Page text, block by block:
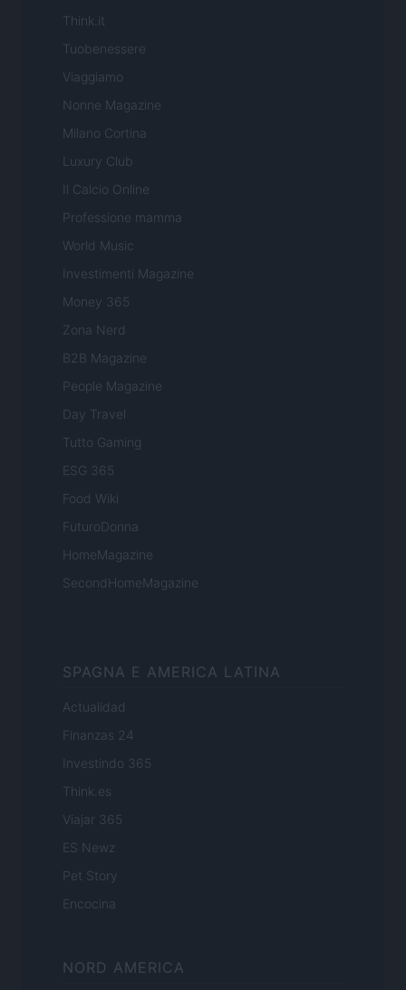
Think.it
Tuobenessere
Viaggiamo
Nonne Magazine
Milano Cortina
Luxury Club
Il Calcio Online
Professione mamma
World Music
Investimenti Magazine
Money 365
Zona Nerd
B2B Magazine
People Magazine
Day Travel
Tutto Gaming
ESG 365
Food Wiki
FuturoDonna
HomeMagazine
SecondHomeMagazine
SPAGNA E AMERICA LATINA
Actualidad
Finanzas 24
Investindo 365
Think.es
Viajar 365
ES Newz
Pet Story
Encocina
NORD AMERICA